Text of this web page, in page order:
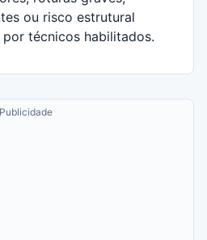
ou risco estrutural
técnicos habilitados.
Publicidade